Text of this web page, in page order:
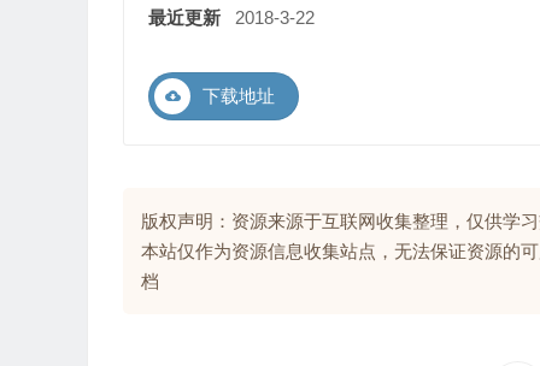
最近更新 2018-3-22
下载地址
版权声明：资源来源于互联网收集整理，仅供学
本站仅作为资源信息收集站点，无法保证资源的
档